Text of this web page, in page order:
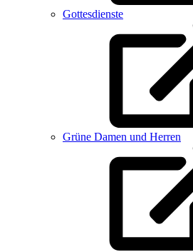
Gottesdienste
Grüne Damen und Herren